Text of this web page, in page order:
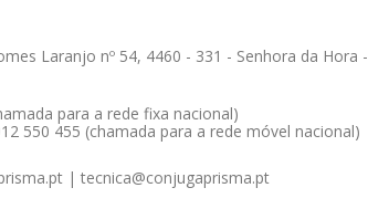
Laranjo nº 54, 4460 - 331 - Senhora da Hora -
para a rede fixa nacional)
550 455 (chamada para a rede móvel nacional)
| tecnica@conjugaprisma.pt